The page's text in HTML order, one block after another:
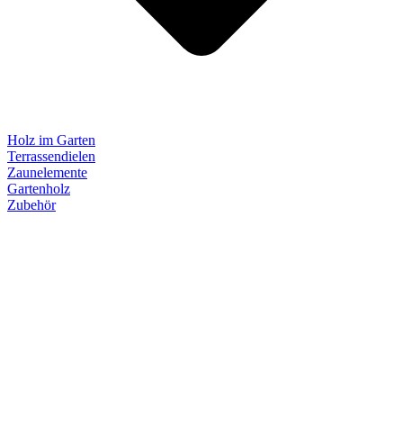
Holz im Garten
Terrassendielen
Zaunelemente
Gartenholz
Zubehör